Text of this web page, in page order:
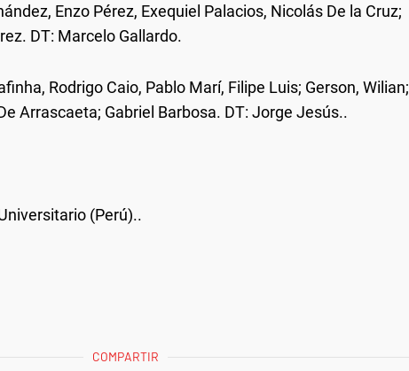
Enzo Pérez, Exequiel Palacios, Nicolás De la Cruz;
DT: Marcelo Gallardo.
Rodrigo Caio, Pablo Marí, Filipe Luis; Gerson, Wilian;
Arrascaeta; Gabriel Barbosa. DT: Jorge Jesús..
(Perú)..
COMPARTIR